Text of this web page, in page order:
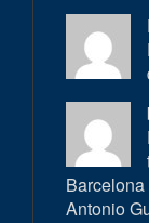
Antonio